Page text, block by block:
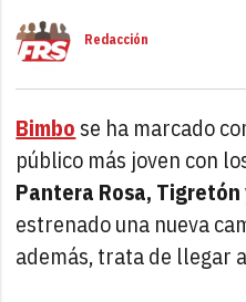
Redacción
Bimbo se ha marcado
público más joven con
Pantera Rosa, Tigretón
estrenado una nueva
además, trata de llegar